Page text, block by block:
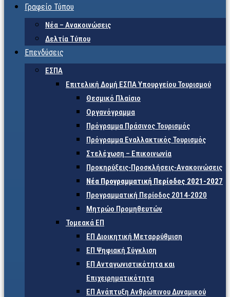
Γραφείο Τύπου
Νέα – Ανακοινώσεις
Δελτία Τύπου
Επενδύσεις
ΕΣΠΑ
Επιτελική Δομή ΕΣΠΑ Υπουργείου Τουρισμού
Θεσμικό Πλαίσιο
Οργανόγραμμα
Πρόγραμμα Πράσινος Τουρισμός
Πρόγραμμα Εναλλακτικός Τουρισμός
Στελέχωση – Επικοινωνία
Προκηρύξεις-Προσκλήσεις-Ανακοινώσεις
Νέα Προγραμματική Περίοδος 2021-2027
Προγραμματική Περίοδος 2014-2020
Μητρώο Προμηθευτών
Τομεακά ΕΠ
ΕΠ Διοικητική Μεταρρύθμιση
ΕΠ Ψηφιακή Σύγκλιση
ΕΠ Ανταγωνιστικότητα και
Επιχειρηματικότητα
ΕΠ Ανάπτυξη Ανθρώπινου Δυναμικού